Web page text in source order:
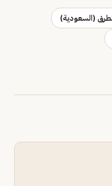
(السعودية)